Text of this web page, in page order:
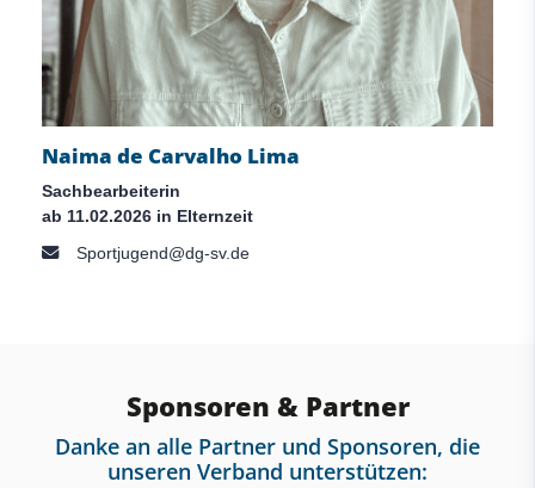
Naima de Carvalho Lima
Sachbearbeiterin
ab 11.02.2026 in Elternzeit
Sportjugend@dg-sv.de
Sponsoren & Partner
Danke an alle Partner und Sponsoren, die
unseren Verband unterstützen: